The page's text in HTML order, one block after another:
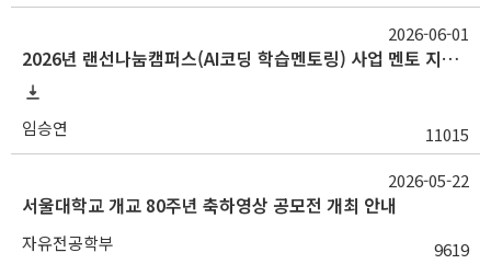
2026년 랜선나눔캠퍼스(AI코딩 학습멘토링) 사업 멘토 지원 안내
임승연 11015
2026-06-01
서울대학교 개교 80주년 축하영상 공모전 개최 안내
자유전공학부 9619
2026-05-22